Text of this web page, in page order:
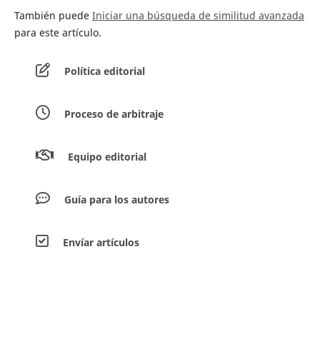
También puede Iniciar una búsqueda de similitud avanzada
para este artículo.
Política editorial
Proceso de arbitraje
Equipo editorial
Guía para los autores
Envíar artículos